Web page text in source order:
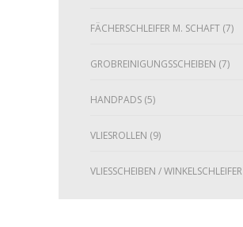
FÄCHERSCHLEIFER M. SCHAFT (7)
GROBREINIGUNGSSCHEIBEN (7)
HANDPADS (5)
VLIESROLLEN (9)
VLIESSCHEIBEN / WINKELSCHLEIFER